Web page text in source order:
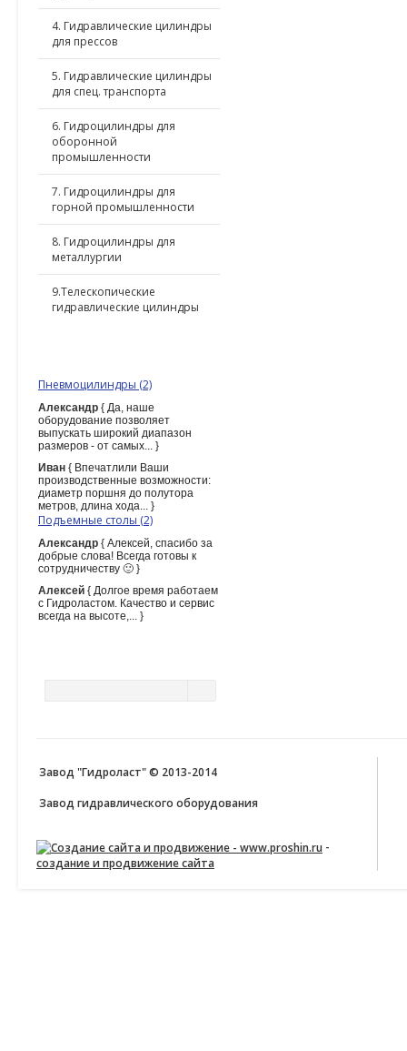
4. Гидравлические цилиндры
для прессов
5. Гидравлические цилиндры
для спец. транспорта
6. Гидроцилиндры для
оборонной
промышленности
7. Гидроцилиндры для
горной промышленности
8. Гидроцилиндры для
металлургии
9.Телескопические
гидравлические цилиндры
Пневмоцилиндры (2)
Александр { Да, наше
оборудование позволяет
выпускать широкий диапазон
размеров - от самых... }
Иван { Впечатлили Ваши
производственные возможности:
диаметр поршня до полутора
метров, длина хода... }
Подъемные столы (2)
Александр { Алексей, спасибо за
добрые слова! Всегда готовы к
сотрудничеству 🙂 }
Алексей { Долгое время работаем
с Гидроластом. Качество и сервис
всегда на высоте,... }
Завод "Гидроласт" © 2013-2014
Завод гидравлического оборудования
-
создание и продвижение сайта